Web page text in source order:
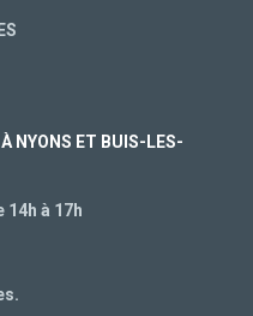
NYONS ET BUIS-LES-
14h à 17h